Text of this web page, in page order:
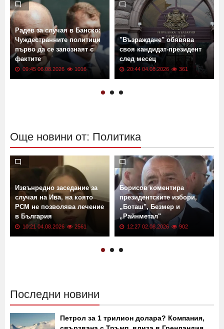
Радев за случая в Банско:
Чуждестранните политици
първо да се запознаят с
фактите
09:45 06.08.2026 1016
"Възраждане" обявява
своя кандидат-президент
след месец
20:44 04.08.2026 361
Още новини от: Политика
Извънредно заседание за
случая на Ива, на която
РСМ не позволява лечение
в България
10:21 04.08.2026 2561
Борисов коментира
президентските избори,
„Боташ", Безмер и
„Райнметал"
12:27 02.08.2026 902
Последни новини
Петрол за 1 трилион долара? Компания,